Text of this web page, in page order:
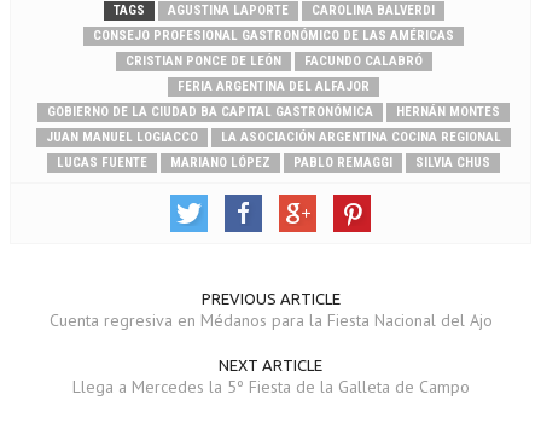
TAGS AGUSTINA LAPORTE
CAROLINA BALVERDI
CONSEJO PROFESIONAL GASTRONÓMICO DE LAS AMÉRICAS
CRISTIAN PONCE DE LEÓN
FACUNDO CALABRÓ
FERIA ARGENTINA DEL ALFAJOR
GOBIERNO DE LA CIUDAD BA CAPITAL GASTRONÓMICA
HERNÁN MONTES
JUAN MANUEL LOGIACCO
LA ASOCIACIÓN ARGENTINA COCINA REGIONAL
LUCAS FUENTE
MARIANO LÓPEZ PABLO REMAGGI SILVIA CHUS
PREVIOUS ARTICLE
Cuenta regresiva en Médanos para la Fiesta Nacional del Ajo
NEXT ARTICLE
Llega a Mercedes la 5º Fiesta de la Galleta de Campo